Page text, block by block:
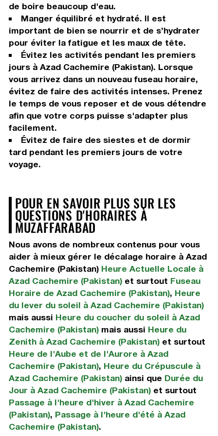
de boire beaucoup d'eau.
Manger équilibré et hydraté. Il est
important de bien se nourrir et de s’hydrater
pour éviter la fatigue et les maux de tête.
Évitez les activités pendant les premiers
jours à Azad Cachemire (Pakistan). Lorsque
vous arrivez dans un nouveau fuseau horaire,
évitez de faire des activités intenses. Prenez
le temps de vous reposer et de vous détendre
afin que votre corps puisse s'adapter plus
facilement.
Évitez de faire des siestes et de dormir
tard pendant les premiers jours de votre
voyage.
POUR EN SAVOIR PLUS SUR LES
QUESTIONS D'HORAIRES À
MUZAFFARABAD
Nous avons de nombreux contenus pour vous
aider à mieux gérer le décalage horaire à Azad
Cachemire (Pakistan) Heure Actuelle Locale à
Azad Cachemire (Pakistan)et surtout Fuseau
Horaire de Azad Cachemire (Pakistan), Heure
du lever du soleil à Azad Cachemire (Pakistan)
mais aussi Heure du coucher du soleil à Azad
Cachemire (Pakistan)mais aussi Heure du
Zenith à Azad Cachemire (Pakistan)et surtout
Heure de l'Aube et de l'Aurore à Azad
Cachemire (Pakistan), Heure du Crépuscule à
Azad Cachemire (Pakistan)ainsi que Durée du
Jour à Azad Cachemire (Pakistan)et surtout
Passage à l'heure d'hiver à Azad Cachemire
(Pakistan), Passage à l'heure d'été à Azad
Cachemire (Pakistan).